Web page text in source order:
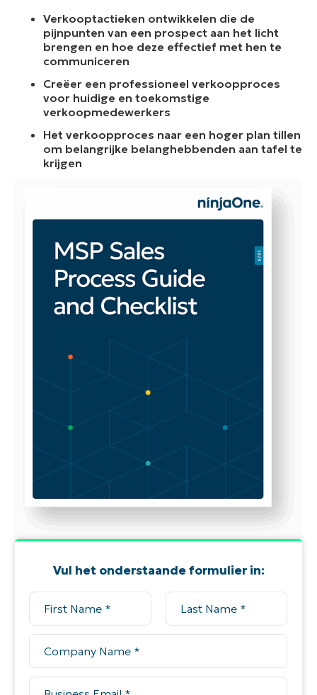
Verkooptactieken ontwikkelen die de
pijnpunten van een prospect aan het licht
brengen en hoe deze effectief met hen te
communiceren
Creëer een professioneel verkoopproces
voor huidige en toekomstige
verkoopmedewerkers
Het verkoopproces naar een hoger plan tillen
om belangrijke belanghebbenden aan tafel te
krijgen
Vul het onderstaande formulier in: